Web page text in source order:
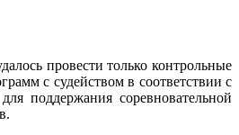
провести только контрольные
с судейством в соответствии с
поддержания соревновательной